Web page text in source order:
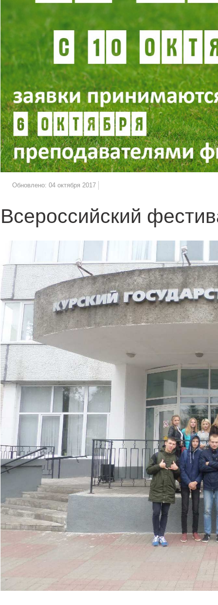
Обновлено: 04 октября 2017
Всероссийский